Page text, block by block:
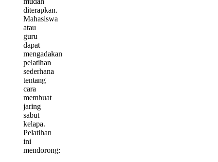
diterapkan.
Mahasiswa
atau
guru
dapat
mengadakan
pelatihan
sederhana
tentang
cara
membuat
jaring
sabut
kelapa.
Pelatihan
ini
mendorong: